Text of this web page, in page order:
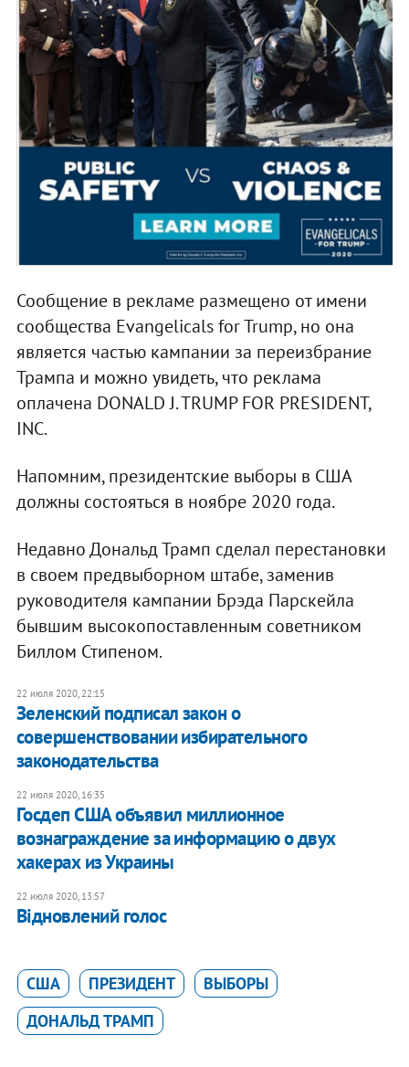
Сообщение в рекламе размещено от имени
сообщества Evangelicals for Trump, но она
является частью кампании за переизбрание
Трампа и можно увидеть, что реклама
оплачена DONALD J. TRUMP FOR PRESIDENT,
INC.
Напомним, президентские выборы в США
должны состояться в ноябре 2020 года.
Недавно Дональд Трамп сделал перестановки
в своем предвыборном штабе, заменив
руководителя кампании Брэда Парскейла
бывшим высокопоставленным советником
Биллом Стипеном.
22 июля 2020, 22:15
Зеленский подписал закон о
совершенствовании избирательного
законодательства
22 июля 2020, 16:35
Госдеп США объявил миллионное
вознаграждение за информацию о двух
хакерах из Украины
22 июля 2020, 13:57
Відновлений голос
США ПРЕЗИДЕНТ
ВЫБОРЫ
ДОНАЛЬД ТРАМП